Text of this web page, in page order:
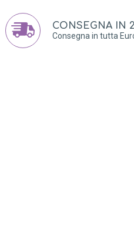
CONSEGNA IN
Consegna in tutta